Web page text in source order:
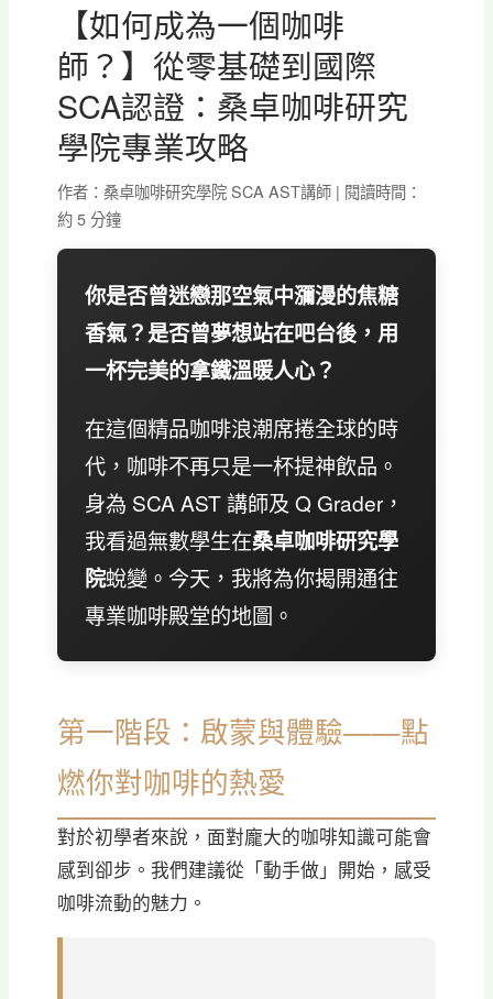
【如何成為一個咖啡
師？】從零基礎到國際
SCA認證：桑卓咖啡研究
學院專業攻略
作者：桑卓咖啡研究學院 SCA AST講師 | 閱讀時間：
約 5 分鐘
你是否曾迷戀那空氣中瀰漫的焦糖
香氣？是否曾夢想站在吧台後，用
一杯完美的拿鐵溫暖人心？
在這個精品咖啡浪潮席捲全球的時
代，咖啡不再只是一杯提神飲品。
身為 SCA AST 講師及 Q Grader，
我看過無數學生在桑卓咖啡研究學
院蛻變。今天，我將為你揭開通往
專業咖啡殿堂的地圖。
第一階段：啟蒙與體驗——點
燃你對咖啡的熱愛
對於初學者來說，面對龐大的咖啡知識可能會
感到卻步。我們建議從「動手做」開始，感受
咖啡流動的魅力。